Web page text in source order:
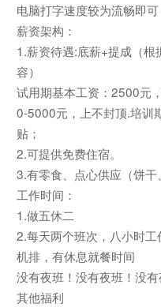
电脑打字速度较为流畅即
薪资架构：
1.薪资待遇:底薪+提成（
容）
试用期基本工资：2500元
0-5000元，上不封顶.培训
贴；
2.可提供免费住宿。
3.有零食、点心供应（饼干
工作时间：
1.做五休二
2.每天两个班次，八小时
机排，有休息就餐时间
没有夜班！没有夜班！没有
其他福利